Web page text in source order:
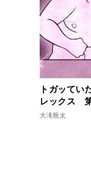
トガッてい
レックス
大滝瓶太